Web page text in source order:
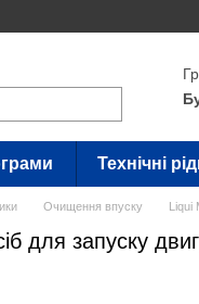
Технічні
Очищення впуску Liqui
для запуску